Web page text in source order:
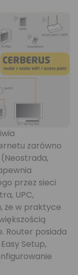
zarówno
przez sieci
UPC,
że w praktyce
Router posiada
Setup,